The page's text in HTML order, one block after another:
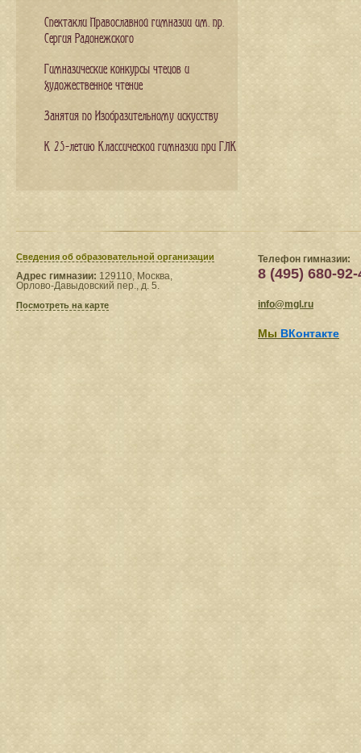
Спектакли Православной гимназии им. пр.
Сергия Радонежского
Гимназические конкурсы чтецов и
художественное чтение
Занятия по Изобразительному искусству
К 25-летию Классической гимназии при ГЛК
Сведения​ об образовательной организации
Адрес гимназии: 129110, Москва,
Орлово-Давыдовский пер., д. 5.
Посмотреть на карте
Телефон гимназии:
8 (495) 680-92-
info@mgl.ru
Мы ВКонтакте